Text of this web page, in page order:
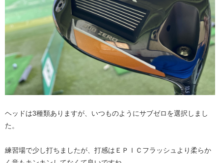
ヘッドは3種類ありますが、いつものようにサブゼロを選択しまし
た。
練習場で少し打ちましたが、打感はＥＰＩＣフラッシュより柔らか